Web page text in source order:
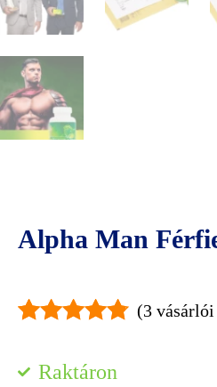
Alpha Man
4.67 az 5-
(3vásárlói
Raktáron